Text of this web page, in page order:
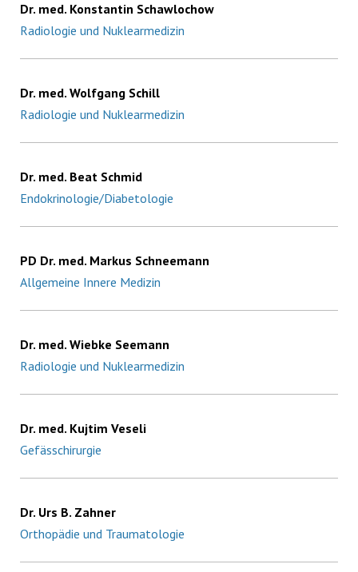
Dr. med. Konstantin Schawlochow
Radiologie und Nuklearmedizin
Dr. med. Wolfgang Schill
Radiologie und Nuklearmedizin
Dr. med. Beat Schmid
Endokrinologie/Diabetologie
PD Dr. med. Markus Schneemann
Allgemeine Innere Medizin
Dr. med. Wiebke Seemann
Radiologie und Nuklearmedizin
Dr. med. Kujtim Veseli
Gefässchirurgie
Dr. Urs B. Zahner
Orthopädie und Traumatologie